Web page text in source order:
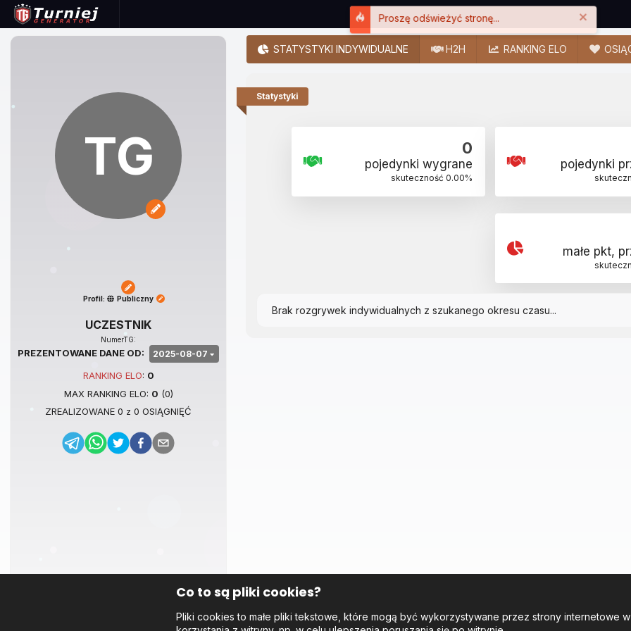
TG
Profil: Publiczny
UCZESTNIK
NumerTG:
PREZENTOWANE DANE OD: 2025-08-07
RANKING ELO: 0
MAX RANKING ELO: 0 (0)
ZREALIZOWANE 0 z 0 OSIĄGNIĘĆ
STATYSTYKI INDYWIDUALNE H2H RANKING ELO
Statystyki
0
pojedynki wygrane
skuteczność 0.00%
pojedynki
małe pkt,
Brak rozgrywek indywidualnych z szukanego okresu czasu...
Co to są pliki cookies?
Pliki cookies to małe pliki tekstowe, które mogą być wykorzystywane przez strony internetowe
Proszę odświeżyć stronę...